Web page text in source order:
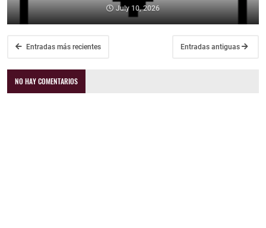
July 10, 2026
Entradas más recientes Entradas antiguas
NO HAY COMENTARIOS